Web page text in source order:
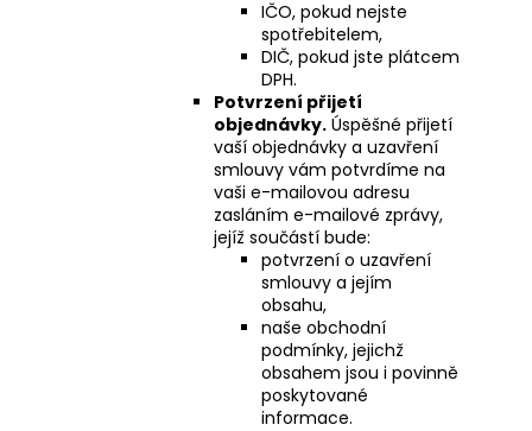
IČO, pokud nejste
spotřebitelem,
DIČ, pokud jste plátcem
DPH.
Potvrzení přijetí
objednávky. Úspěšné přijetí
vaší objednávky a uzavření
smlouvy vám potvrdíme na
vaši e-mailovou adresu
zasláním e-mailové zprávy,
jejíž součástí bude:
potvrzení o uzavření
smlouvy a jejím
obsahu,
naše obchodní
podmínky, jejichž
obsahem jsou i povinně
poskytované
informace.